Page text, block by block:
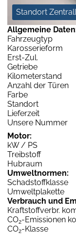
Standort
Allgemeine
Fahrzeugtyp
Karosserieform
Erst-Zul.
Getriebe
Kilometerstand
Anzahl der Türen
Farbe
Standort
Lieferzeit
Unsere Nummer
Motor:
kW / PS
Treibstoff
Hubraum
Umweltnormen:
Schadstoffklasse
Umweltplakette
Verbrauch und
Kraftstoffverbr.
CO2-Emissionen
CO2-Klasse